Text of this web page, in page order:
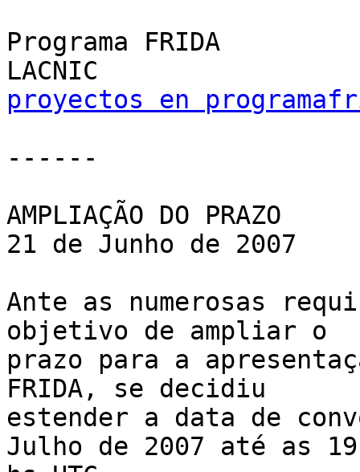
Programa FRIDA
proyectos en
------
AMPLIAÇÃO DO PRAZO
21 de Junho de 2007
Ante as numerosas
objetivo de ampliar o
prazo para a
FRIDA, se decidiu
estender a data de
Julho de 2007 até as